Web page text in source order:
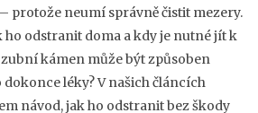
protože neumí správně čistit mezery.
ho odstranit doma a kdy je nutné jít k
kámen může být způsoben
léky? V našich článcích
návod, jak ho odstranit bez škody